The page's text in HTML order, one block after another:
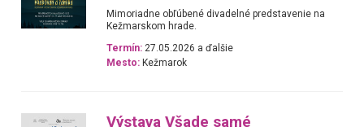
Mimoriadne obľúbené divadelné predstavenie na
Kežmarskom hrade.
Termín: 27.05.2026 a ďalšie
Mesto: Kežmarok
Výstava Všade samé